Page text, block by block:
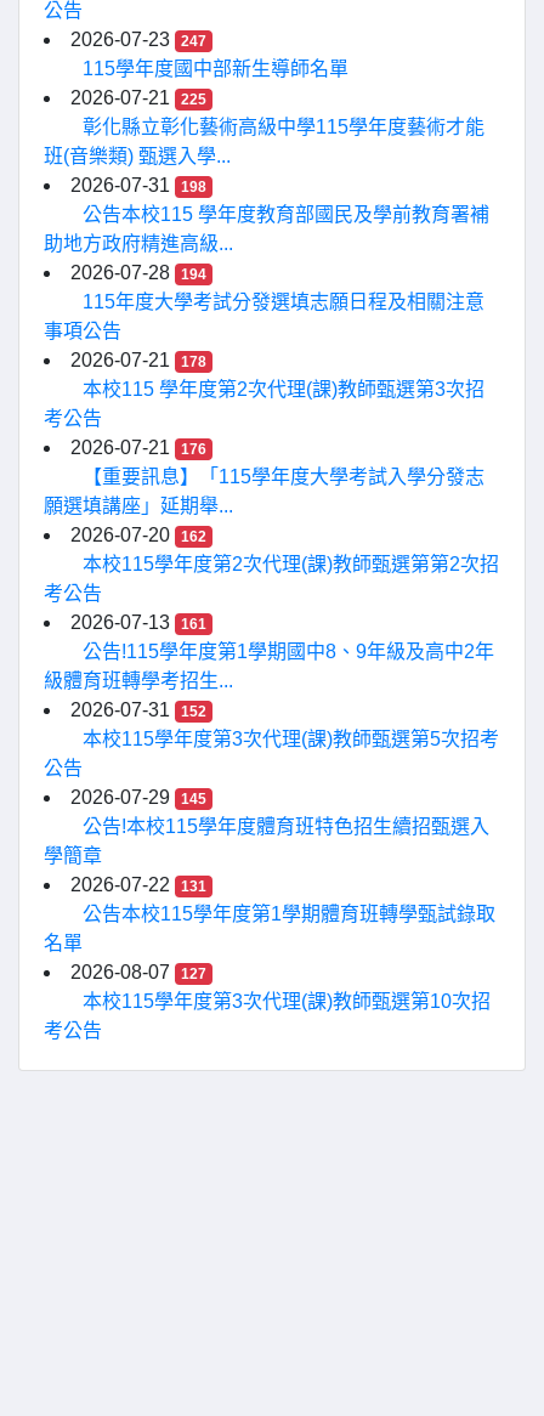
公告
2026-07-23
247
115學年度國中部新生導師名單
2026-07-21
225
彰化縣立彰化藝術高級中學115學年度藝術才能
班(音樂類) 甄選入學...
2026-07-31
198
公告本校115 學年度教育部國民及學前教育署補
助地方政府精進高級...
2026-07-28
194
115年度大學考試分發選填志願日程及相關注意
事項公告
2026-07-21
178
本校115 學年度第2次代理(課)教師甄選第3次招
考公告
2026-07-21
176
【重要訊息】「115學年度大學考試入學分發志
願選填講座」延期舉...
2026-07-20
162
本校115學年度第2次代理(課)教師甄選第第2次招
考公告
2026-07-13
161
公告!115學年度第1學期國中8、9年級及高中2年
級體育班轉學考招生...
2026-07-31
152
本校115學年度第3次代理(課)教師甄選第5次招考
公告
2026-07-29
145
公告!本校115學年度體育班特色招生續招甄選入
學簡章
2026-07-22
131
公告本校115學年度第1學期體育班轉學甄試錄取
名單
2026-08-07
127
本校115學年度第3次代理(課)教師甄選第10次招
考公告